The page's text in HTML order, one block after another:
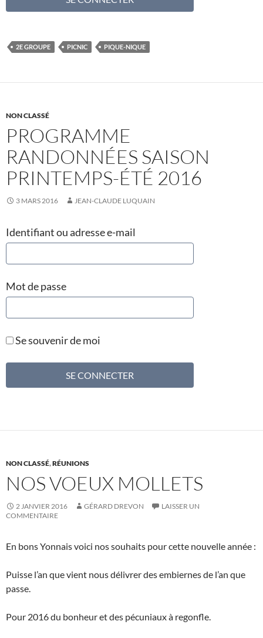
2E GROUPE PICNIC PIQUE-NIQUE
NON CLASSÉ
PROGRAMME
RANDONNÉES SAISON
PRINTEMPS-ÉTÉ 2016
3 MARS 2016 JEAN-CLAUDE LUQUAIN
Identifiant ou adresse e-mail
Mot de passe
Se souvenir de moi
NON CLASSÉ,RÉUNIONS
NOS VOEUX MOLLETS
2 JANVIER 2016 GÉRARD DREVON
LAISSER UN
COMMENTAIRE
En bons Yonnais voici nos souhaits pour cette nouvelle année :
Puisse l’an que vient nous délivrer des embiernes de l’an que
passe.
Pour 2016 du bonheur et des pécuniaux à regonfle.